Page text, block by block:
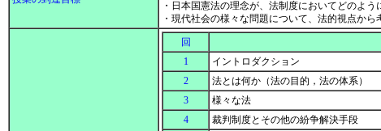
・日本国憲法の理念が、法制度においてどのよう
・現代社会の様々な問題について、法的視点から
回
1
イントロダクション
2
法とは何か（法の目的，法の体系）
3
様々な法
4
裁判制度とその他の紛争解決手段